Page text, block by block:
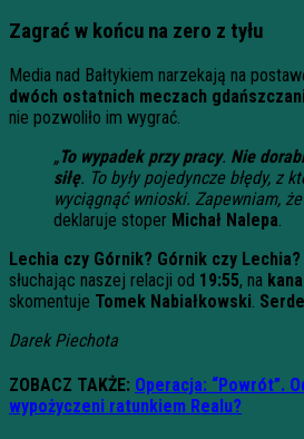
Zagrać w końcu na zero z tyłu
Media nad Bałtykiem narzekają na
dwóch ostatnich meczach
nie pozwoliło im wygrać.
„To wypadek przy pracy. Nie
siłę. To były pojedyncze błędy, z
wyciągnąć wnioski. Zapewniam,
deklaruje stoper Michał Nalepa
Lechia czy Górnik? Górnik czy Lechia?
słuchając naszej relacji od 19:55, na
skomentuje Tomek Nabiałkowski
Darek Piechota
ZOBACZ TAKŻE: Operacja: “Powrót”.
wypożyczeni ratunkiem Realu?